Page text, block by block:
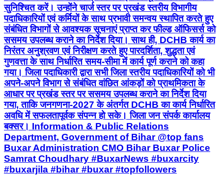
सुनिश्चित करें। उन्होंने चार्ज स्तर पर प्रखंड स्तरीय विभागीय
पदाधिकारियों एवं कर्मियों के साथ प्रभावी समन्वय स्थापित करते हुए
संबंधित विभागों से आवश्यक सूचनाएं प्राप्त कर फील्ड ऑफिसर्स को
ससमय उपलब्ध कराने का निर्देश दिया। साथ ही, DCHB कार्य का
निरंतर अनुश्रवण एवं निरीक्षण करते हुए पारदर्शिता, शुद्धता एवं
गुणवत्ता के साथ निर्धारित समय-सीमा में कार्य पूर्ण कराने को कहा
गया। जिला पदाधिकारी द्वारा सभी जिला स्तरीय पदाधिकारियों को भी
अपने-अपने विभाग से संबंधित वांछित आंकड़ों को प्राथमिकता के
आधार पर प्रखंड स्तर पर ससमय उपलब्ध कराने का निर्देश दिया
गया, ताकि जनगणना-2027 के अंतर्गत DCHB का कार्य निर्धारित
अवधि में सफलतापूर्वक संपन्न हो सके। जिला जन संपर्क कार्यालय
बक्सर। Information & Public Relations
Department, Government of Bihar @top fans
Buxar Administration CMO Bihar Buxar Police
Samrat Choudhary #BuxarNews #buxarcity
#buxarjila #bihar #buxar #topfollowers